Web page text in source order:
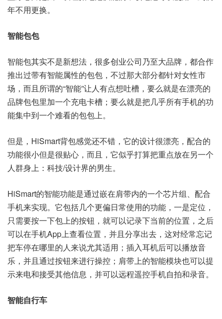
年不用更换。
智能包包
智能包其实不是新想法，很多创业公司乃至大品牌，都合作
推出过带有智能属性的包包，不过那大部分都针对女性市
场，而且所谓的“智能”让人有点想吐槽，要么就是在漂亮的
品牌包包里加一个充电卡槽；要么就是把几乎所有手机的功
能集中到一个难看的包包上。
但是，HiSmart背包感觉还不错，它的设计很漂亮，配合的
功能很小但是很贴心，而且，它似乎打算把重点放在另一个
人群身上：科技/设计界的男生。
HiSmart的智能功能是通过嵌在肩带内的一个芯片组、配合
手机来实现。它包括几个更偏日常使用的功能，一是定位，
只需要按一下包上的按钮，就可以记录下当前的位置，之后
可以在手机App上查看位置，并且分享出去，这对经常忘记
把车停在哪里的人来说尤其适用；插入耳机后可以播放音
乐，并且通过按钮来进行操控；肩带上的智能模块也可以提
示来电和接受其他信息，并可以远程遥控手机自拍和录音。
智能自行车